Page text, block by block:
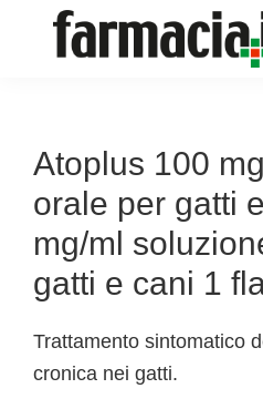
sul
mondo
della
farmacia
online
Atoplus 100
orale per gatti
mg/ml
gatti e cani 1
Trattamento sintomatico
cronica nei gatti.